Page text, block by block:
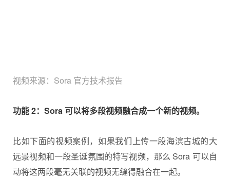
视频来源：Sora 官方技术报告
功能 2：Sora 可以将多段视频融合成一个新的视频。
比如下面的视频案例，如果我们上传一段海滨古城的大
远景视频和一段圣诞氛围的特写视频，那么 Sora 可以自
动将这两段毫无关联的视频无缝得融合在一起。